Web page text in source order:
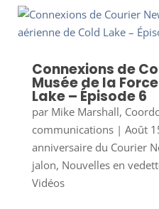
Connexions de
Musée de la
Lake – Épisode 6
par Mike Marshall,
communications| Août
anniversaire du Courier
jalon, Nouvelles en
Vidéos